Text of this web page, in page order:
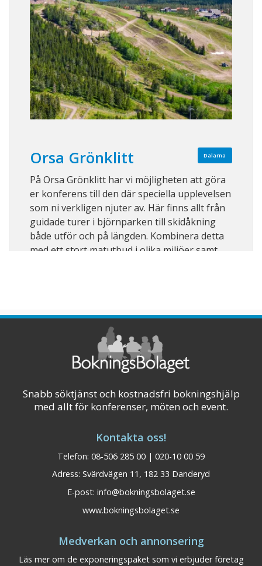
Dalarna
Orsa Grönklitt
På Orsa Grönklitt har vi möjligheten att göra
er konferens till den där speciella upplevelsen
som ni verkligen njuter av. Här finns allt från
guidade turer i björnparken till skidåkning
både utför och på längden. Kombinera detta
med ett stort matutbud i olika miljöer samt
BEST WESTERN Gustaf
Wasa Hotel Borlänge
Snabb söktjänst och kostnadsfri bokningshjälp
med allt för konferenser, möten och event.
Kontakta oss!
Telefon: 08-506 285 00 | 020-10 00 59
Adress: Svärdvägen 11, 182 33 Danderyd
E-post: info@bokningsbolaget.se
www.bokningsbolaget.se
Medverkan och annonsering
Läs mer om de exponeringspaket som vi erbjuder företag